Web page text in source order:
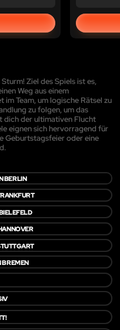
Ziel des Spiels ist es,
Weg aus einem
im Team, um logische Rätsel zu
zu folgen, um das
dich der ultimativen Flucht
eignen sich hervorragend für
Geburtstagsfeier oder eine
BERLIN
BREMEN